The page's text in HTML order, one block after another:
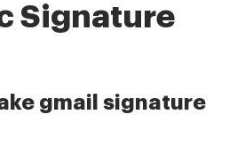
Signature
gmail signature